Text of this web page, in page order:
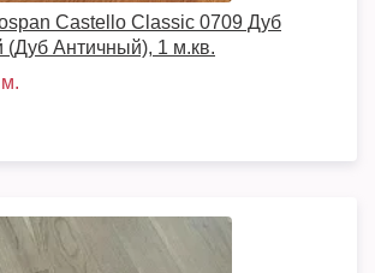
Castello Classic 0709 Дуб
(Дуб Античный), 1 м.кв.